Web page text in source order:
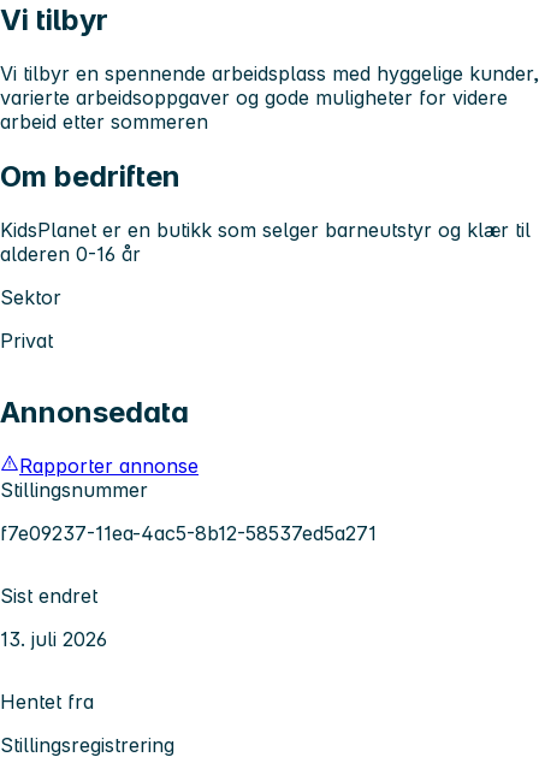
Vi tilbyr
Vi tilbyr en spennende arbeidsplass med hyggelige kunder,
varierte arbeidsoppgaver og gode muligheter for videre
arbeid etter sommeren
Om bedriften
KidsPlanet er en butikk som selger barneutstyr og klær til
alderen 0-16 år
Sektor
Privat
Annonsedata
Rapporter annonse
Stillingsnummer
f7e09237-11ea-4ac5-8b12-58537ed5a271
Sist endret
13. juli 2026
Hentet fra
Stillingsregistrering